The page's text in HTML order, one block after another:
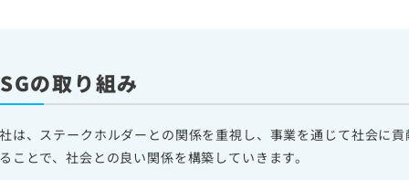
サイトマップ
ソーシャルメディアポリシー
プライバシーポリシー
の取り組み
は、ステークホルダーとの関係を重視し、事業を通じて社会に貢
ことで、社会との良い関係を構築していきます。